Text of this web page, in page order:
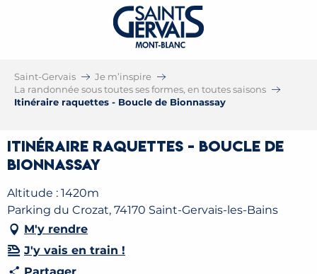
Saint-Gervais
Je m’inspire
La randonnée sous toutes ses formes, en toutes saisons
Itinéraire raquettes - Boucle de Bionnassay
Itinéraire raquettes - Boucle de
Bionnassay
Altitude : 1420m
Parking du Crozat, 74170 Saint-Gervais-les-Bains
M'y rendre
J'y vais en train !